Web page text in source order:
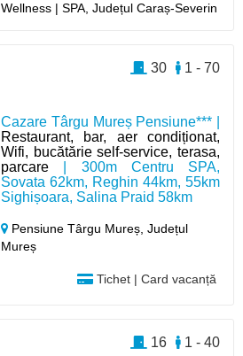
Wellness | SPA, Județul Caraș-Severin
Cazare Târgu Mureș Pensiune*** |
Restaurant, bar, aer condiționat,
Wifi, bucătărie self-service, terasa,
parcare | 300m Centru SPA,
Sovata 62km, Reghin 44km, 55km
Sighișoara, Salina Praid 58km
Pensiune Târgu Mureș,Județul
Mureș
Tichet | Card vacanță
1 - 70
30
1 - 40
16